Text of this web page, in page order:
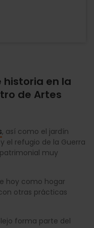
historia en la
de Artes
, así como el jardín
el refugio de la Guerra
muy
hoy como hogar
otras prácticas
forma parte del